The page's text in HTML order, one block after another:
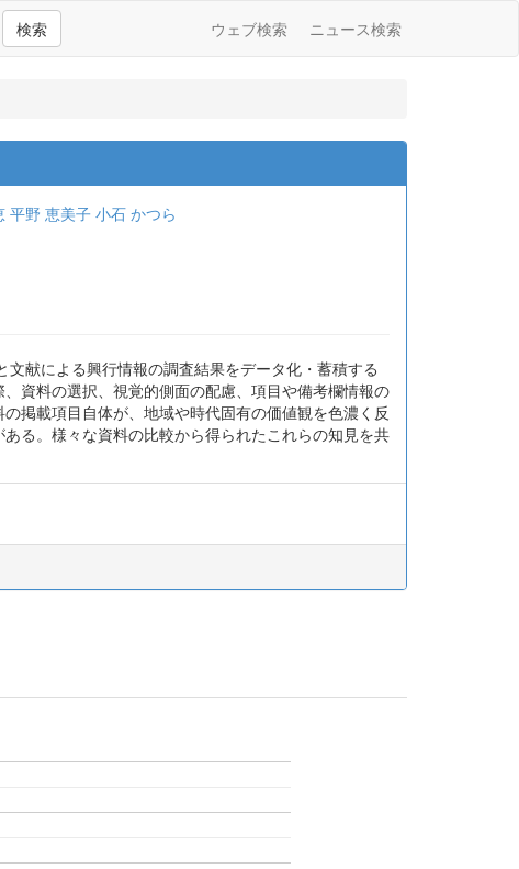
検索 ウェブ検索 ニュース検索
平野 恵美子 小石 かつら
献による興行情報の調査結果をデータ化・蓄積する
資料の選択、視覚的側面の配慮、項目や備考欄情報の
掲載項目自体が、地域や時代固有の価値観を色濃く反
る。様々な資料の比較から得られたこれらの知見を共